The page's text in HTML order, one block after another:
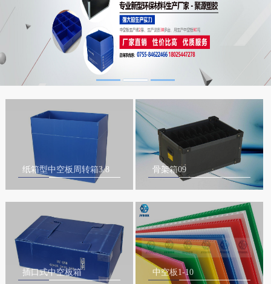
纸箱型中空板周转箱3.8 骨架箱09
插口式中空板箱 中空板1-10